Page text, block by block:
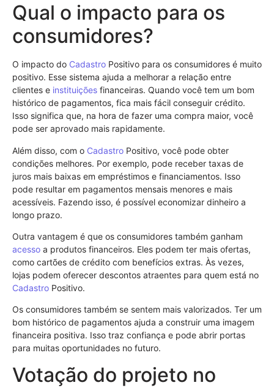
Qual o impacto para os
consumidores?
O impacto do Cadastro Positivo para os consumidores é muito
positivo. Esse sistema ajuda a melhorar a relação entre
clientes e instituições financeiras. Quando você tem um bom
histórico de pagamentos, fica mais fácil conseguir crédito.
Isso significa que, na hora de fazer uma compra maior, você
pode ser aprovado mais rapidamente.
Além disso, com o Cadastro Positivo, você pode obter
condições melhores. Por exemplo, pode receber taxas de
juros mais baixas em empréstimos e financiamentos. Isso
pode resultar em pagamentos mensais menores e mais
acessíveis. Fazendo isso, é possível economizar dinheiro a
longo prazo.
Outra vantagem é que os consumidores também ganham
acesso a produtos financeiros. Eles podem ter mais ofertas,
como cartões de crédito com benefícios extras. Às vezes,
lojas podem oferecer descontos atraentes para quem está no
Cadastro Positivo.
Os consumidores também se sentem mais valorizados. Ter um
bom histórico de pagamentos ajuda a construir uma imagem
financeira positiva. Isso traz confiança e pode abrir portas
para muitas oportunidades no futuro.
Votação do projeto no